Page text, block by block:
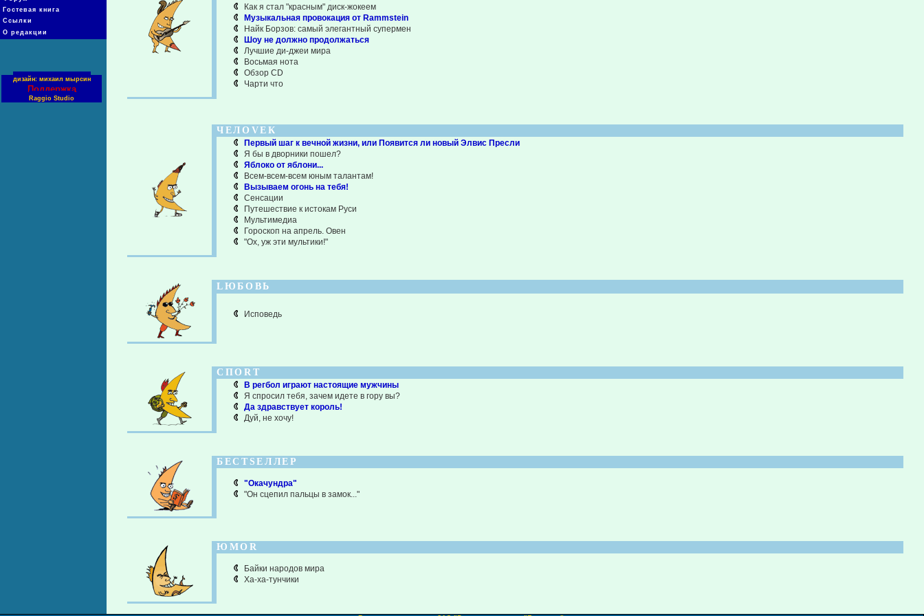
Гостевая книга
Ссылки
О редакции
дизайн: михаил мырсин
Поддержка
Raggio Studio
Как я стал "красным" диск-жокеем
Музыкальная провокация от Rammstein
Найк Борзов: самый элегантный супермен
Шоу не должно продолжаться
Лучшие ди-джеи мира
Восьмая нота
Обзор CD
Чарти что
ЧЕЛОVЕК
Первый шаг к вечной жизни, или Появится ли новый Элвис Пресли
Я бы в дворники пошел?
Яблоко от яблони...
Всем-всем-всем юным талантам!
Вызываем огонь на тебя!
Сенсации
Путешествие к истокам Руси
Мультимедиа
Гороскоп на апрель. Овен
"Ох, уж эти мультики!"
LЮБОВЬ
Исповедь
СПОRТ
В регбол играют настоящие мужчины
Я спросил тебя, зачем идете в гору вы?
Да здравствует король!
Дуй, не хочу!
БЕСТSЕЛЛЕР
"Окачундра"
"Он сцепил пальцы в замок..."
ЮМОR
Байки народов мира
Ха-ха-тунчики